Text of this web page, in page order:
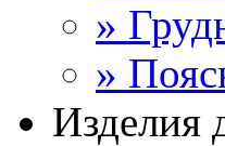
»
»
Изделия